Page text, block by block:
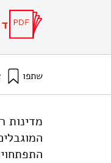
שתפו
מדינות